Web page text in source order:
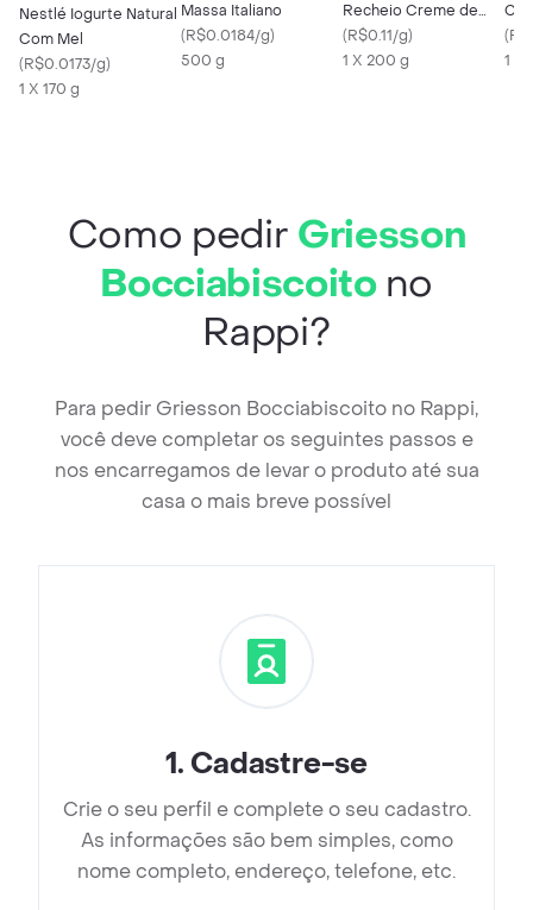
Nestlé Iogurte Natural
Com Mel
(R$0.0173/g)
1 X 170 g
Massa Italiano
(R$0.0184/g)
500 g
Recheio Creme de
Avelã
(R$0.11/g)
1 X 200 g
(
1 L
Como pedir Griesson
Bocciabiscoitono
Rappi?
Para pedir Griesson Bocciabiscoito no Rappi,
você deve completar os seguintes passos e
nos encarregamos de levar o produto até sua
casa o mais breve possível
1. Cadastre-se
Crie o seu perfil e complete o seu cadastro.
As informações são bem simples, como
nome completo, endereço, telefone, etc.